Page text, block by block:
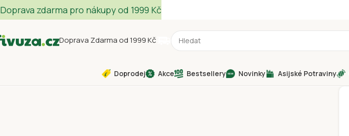
Doprava Zdarma od 1999 Kč
Doprodej Akce Bestsellery Novinky Asijské Potraviny
Doprava zdarma pro nákupy od 1999 Kč